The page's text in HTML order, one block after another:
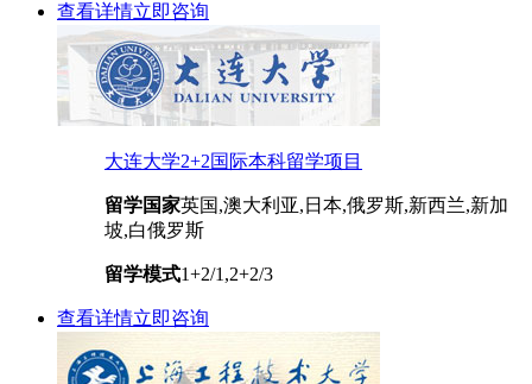
查看详情立即咨询
大连大学2+2国际本科留学项目
留学国家英国,澳大利亚,日本,俄罗斯,新西兰,新加
坡,白俄罗斯
留学模式1+2/1,2+2/3
查看详情立即咨询